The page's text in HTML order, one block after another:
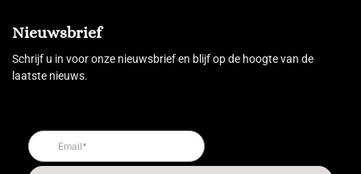
Nieuwsbrief
Schrijf u in voor onze nieuwsbrief en blijf op de hoogte van de
laatste nieuws.